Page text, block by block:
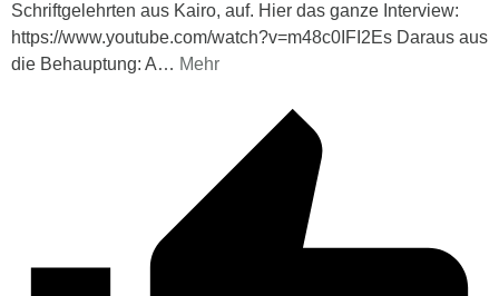
Schriftgelehrten aus Kairo, auf. Hier das ganze Interview:
https://www.youtube.com/watch?v=m48c0IFI2Es Daraus aus
die Behauptung: A… Mehr